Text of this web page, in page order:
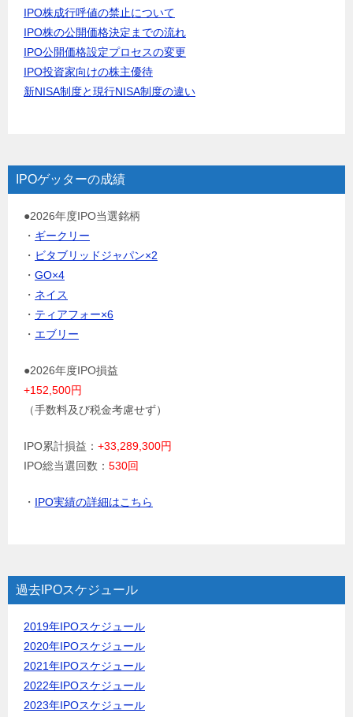
IPO株成行呼値の禁止について
IPO株の公開価格決定までの流れ
IPO公開価格設定プロセスの変更
IPO投資家向けの株主優待
新NISA制度と現行NISA制度の違い
IPOゲッターの成績
●2026年度IPO当選銘柄
・ ギークリー
・ ビタブリッドジャパン×2
・ GO×4
・ ネイス
・ ティアフォー×6
・ エブリー
●2026年度IPO損益
+152,500円
（手数料及び税金考慮せず）
IPO累計損益： +33,289,300円
IPO総当選回数： 530回
・ IPO実績の詳細はこちら
過去IPOスケジュール
2019年IPOスケジュール
2020年IPOスケジュール
2021年IPOスケジュール
2022年IPOスケジュール
2023年IPOスケジュール